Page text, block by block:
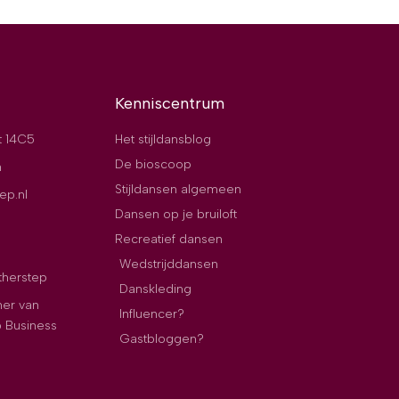
14C5
van
Business
Kenniscentrum
Het stijldansblog
De bioscoop
Stijldansen algemeen
Dansen op je bruiloft
Recreatief dansen
Wedstrijddansen
Danskleding
Influencer?
Gastbloggen?